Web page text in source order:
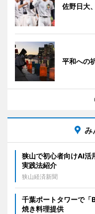
佐野日大
平和への
み
狭山で初心者向けAI
実践法紹介
狭山経済新聞
千葉ポートタワーで
焼き料理提供